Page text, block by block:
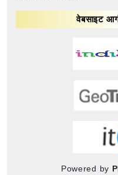
वेबसाइट
Powered by